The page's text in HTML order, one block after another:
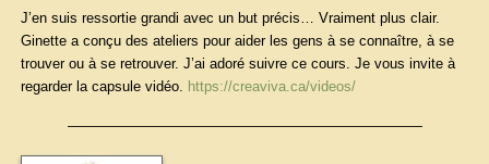
J’en suis ressortie grandi avec un but précis… Vraiment plus clair.
Ginette a conçu des ateliers pour aider les gens à se connaître, à se
trouver ou à se retrouver. J’ai adoré suivre ce cours. Je vous invite à
regarder la capsule vidéo. https://creaviva.ca/videos/
—————————————————————————